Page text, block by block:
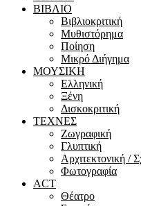
ΒΙΒΛΙΟ
Βιβλιοκριτική
Μυθιστόρημα
Ποίηση
Μικρό Διήγημα
ΜΟΥΣΙΚΗ
Ελληνική
Ξένη
Δισκοκριτική
ΤΕΧΝΕΣ
Ζωγραφική
Γλυπτική
Αρχιτεκτονική /
Φωτογραφία
ACT
Θέατρο